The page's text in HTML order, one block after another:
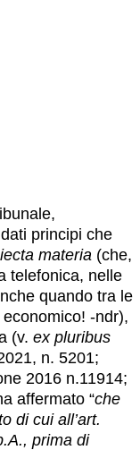
principi che
materia (che,
telefonica, nelle
quando tra le
-ndr),
(v. ex pluribus
n. 5201;
2016 n.11914;
affermato “che
di cui all’art.
prima di